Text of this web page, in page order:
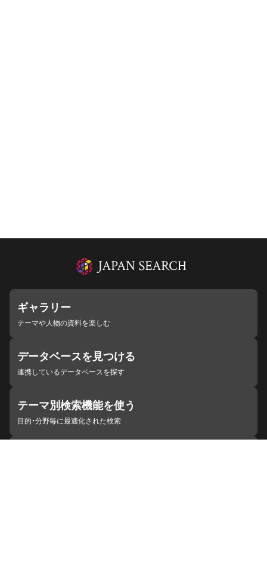
ギャラリー
テーマや人物の資料を楽しむ
データベースを見つける
連携しているデータベースを探す
テーマ別検索機能を使う
目的・分野毎に最適化された検索